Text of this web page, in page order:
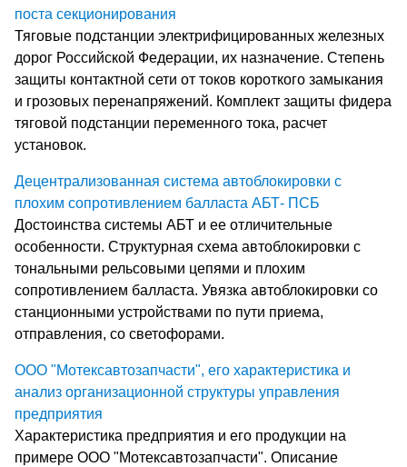
поста секционирования
Тяговые подстанции электрифицированных железных
дорог Российской Федерации, их назначение. Степень
защиты контактной сети от токов короткого замыкания
и грозовых перенапряжений. Комплект защиты фидера
тяговой подстанции переменного тока, расчет
установок.
Децентрализованная система автоблокировки с
плохим сопротивлением балласта АБТ- ПСБ
Достоинства системы АБТ и ее отличительные
особенности. Структурная схема автоблокировки с
тональными рельсовыми цепями и плохим
сопротивлением балласта. Увязка автоблокировки со
станционными устройствами по пути приема,
отправления, со светофорами.
ООО "Мотексавтозапчасти", его характеристика и
анализ организационной структуры управления
предприятия
Характеристика предприятия и его продукции на
примере ООО "Мотексавтозапчасти". Описание